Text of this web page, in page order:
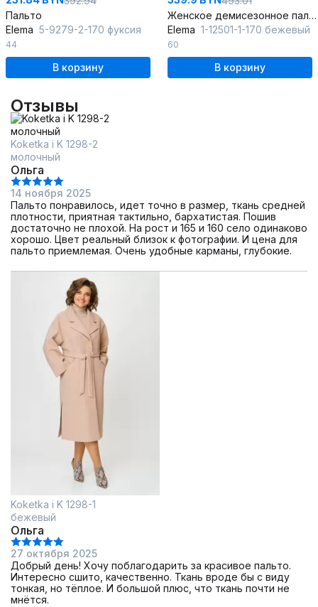
Пальто
Elema 5-9279-2-170 фуксия
44
В корзину
Женское демисезонное пальто из шерстяной пальтовой ткани
Elema 1-12501-1-170 бежевый
60
В корзину
Отзывы
Koketka i K 1298-2
молочный
Ольга
14 ноября 2025
Пальто понравилось, идет точно в размер, ткань средней
плотности, приятная тактильно, бархатистая. Пошив
достаточно не плохой. На рост и 165 и 160 село одинаково
хорошо. Цвет реальный близок к фотографии. И цена для
пальто приемлемая. Очень удобные карманы, глубокие.
Koketka i K 1298-1
бежевый
Ольга
27 октября 2025
Добрый день! Хочу поблагодарить за красивое пальто.
Интересно сшито, качественно. Ткань вроде бы с виду
тонкая, но тёплое. И большой плюс, что ткань почти не
мнётся.